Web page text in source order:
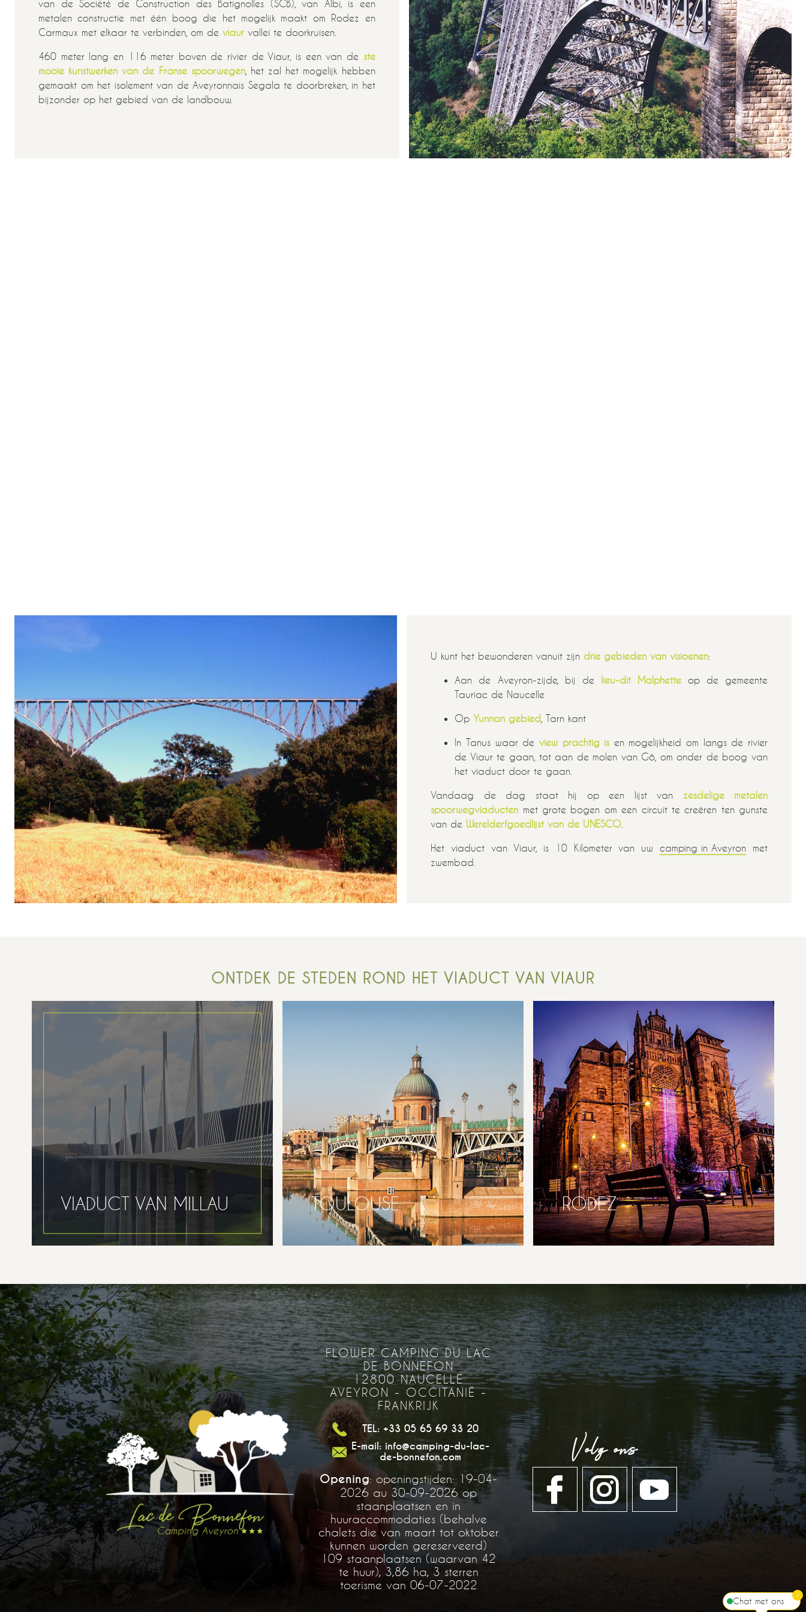
van de Société de Construction des Batignolles (SCB), van Albi, is een
metalen constructie met één boog die het mogelijk maakt om Rodez en
Carmaux met elkaar te verbinden, om de viaur vallei te doorkruisen.
460 meter lang en 116 meter boven de rivier de Viaur, is een van de ste
mooie kunstwerken van de Franse spoorwegen, het zal het mogelijk hebben
gemaakt om het isolement van de Aveyronnais Segala te doorbreken, in het
bijzonder op het gebied van de landbouw.
U kunt het bewonderen vanuit zijn drie gebieden van visioenen:
Aan de Aveyron-zijde, bij de lieu-dit Malphetteop de gemeente
Tauriac de Naucelle
OpYunnan gebied , Tarn kant
In Tanus waar de view prachtig is en mogelijkheid om langs de rivier
de Viaur te gaan, tot aan de molen van Gô, om onder de boog van
het viaduct door te gaan.
Vandaag de dag staat hij op een lijst van zesdelige metalen
spoorwegviaducten met grote bogen om een circuit te creëren ten gunste
van de Werelderfgoedlijst van de UNESCO
Het viaduct van Viaur, is 10 Kilometer van uwcamping in Aveyron met
zwembad.
ONTDEK DE STEDEN ROND HET VIADUCT VAN VIAUR
VIADUCT VAN MILLAU TOULOUSE RODEZ
FLOWER CAMPING DU LAC
DE BONNEFON
12800 NAUCELLE
AVEYRON - OCCITANIË -
FRANKRIJK
TEL: +33 05 65 69 33 20
E-mail: info@camping-du-lac-
de-bonnefon.com
Opening: openingstijden: 19-04-
2026 au 30-09-2026 op
staanplaatsen en in
huuraccommodaties (behalve
chalets die van maart tot oktober
kunnen worden gereserveerd)
109 staanplaatsen (waarvan 42
te huur), 3,86 ha, 3 sterren
toerisme van 06-07-2022
Volg ons
Chat met ons